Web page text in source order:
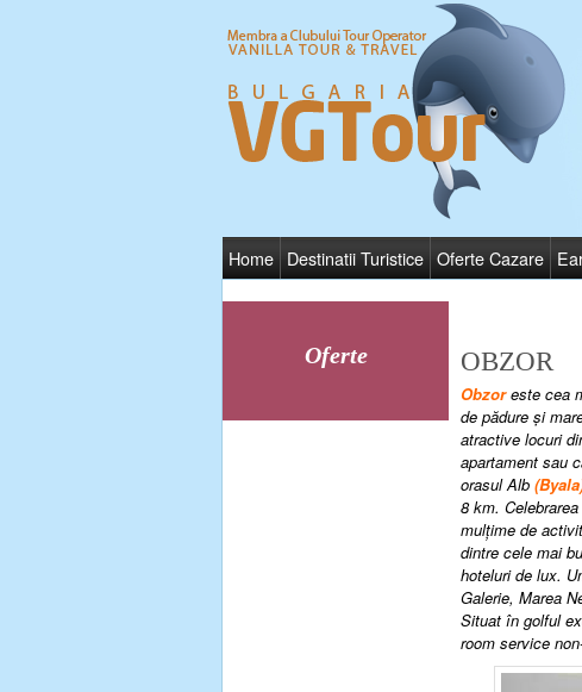
Home Destinatii Turistice Oferte Cazare
Oferte OBZOR
Obzoreste cea
de pădure şi
atractive locuri
apartament sau
orasul Alb
8 km.
mulţime de
dintre cele mai
hoteluri de lux.
Galerie, Marea
Situat în golful
room service